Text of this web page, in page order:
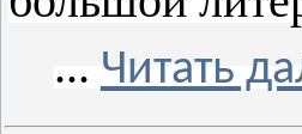
... Читать